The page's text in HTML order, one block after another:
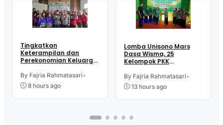
BERITA
Tingkatkan
Keterampilan dan
Perekonomian Keluarga,
Kelurahan Purworejo
Ikut Pelatihan Menjahit
By Fajria Rahmatasari•
8 hours ago
BERITA
Lomba Unisono Mars
Dasa Wisma, 25
Kelompok PKK
Purworejo Adu
Kekompakan
By Fajria Rahmatasari•
13 hours ago